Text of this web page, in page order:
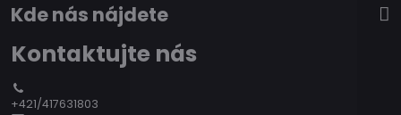
Kde nás nájdete
Kontaktujte nás
+421/417631803